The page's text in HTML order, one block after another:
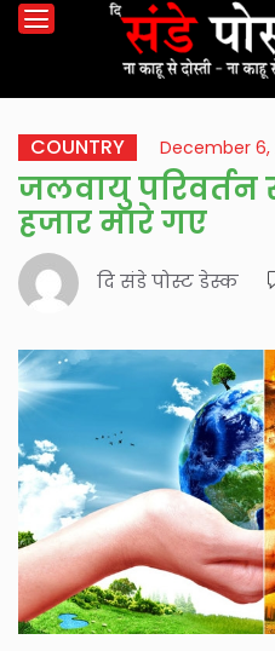
COUNTRY December 6,
जलवायु परिवर्तन
हजार मारे गए
दि संडे पोस्ट डेस्क